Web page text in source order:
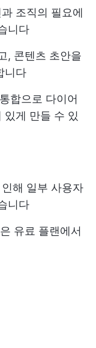
조직의 필요에
니다
, 콘텐츠 초안을
니다
합으로 다이어
있게 만들 수 있
해 일부 사용자
니다
유료 플랜에서